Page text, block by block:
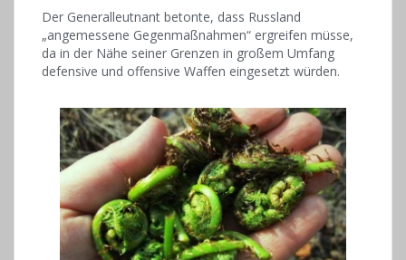
Der Generalleutnant betonte, dass Russland
„angemessene Gegenmaßnahmen“ ergreifen müsse,
da in der Nähe seiner Grenzen in großem Umfang
defensive und offensive Waffen eingesetzt würden.